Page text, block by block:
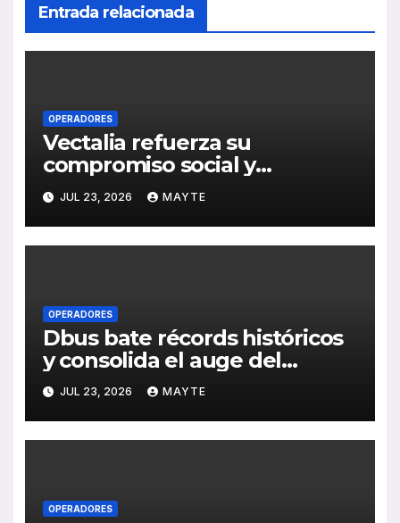
Entrada relacionada
OPERADORES
Vectalia refuerza su
compromiso social y
medioambiental con la
publicación de su Memoria de
RSC 2025
JUL 23, 2026 MAYTE
OPERADORES
Dbus bate récords históricos
y consolida el auge del
transporte público en San
Sebastián
JUL 23, 2026 MAYTE
OPERADORES